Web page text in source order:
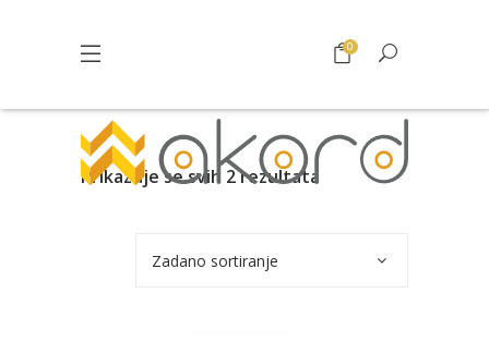
0
Prikazuje se svih 2 rezultata
Zadano sortiranje